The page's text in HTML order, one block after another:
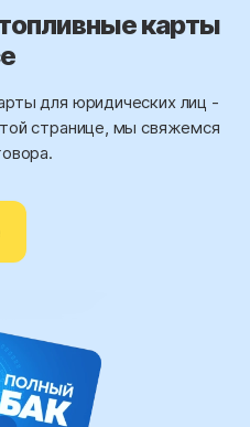
карты
для юридических лиц -
странице, мы свяжемся